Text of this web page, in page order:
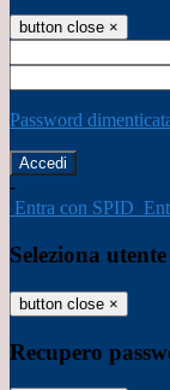
button close ×
Password
-
Entra con SPID
Seleziona utente
button close ×
Recupero